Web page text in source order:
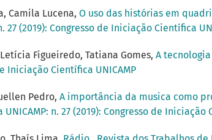
Camila Lucena, O uso das histórias em
(2019): Congresso de Iniciação Científica
Figueiredo, Tatiana Gomes, A
Iniciação Científica UNICAMP
Pedro, A importância da musica como
n. 27 (2019): Congresso de Iniciação